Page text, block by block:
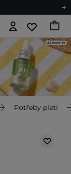
Potřeby pleti